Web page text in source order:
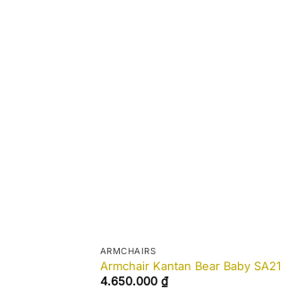
ARMCHAIRS
Armchair Kantan Bear Baby SA21
4.650.000 ₫